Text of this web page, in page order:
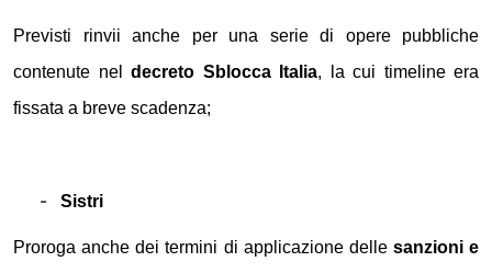
Previsti rinvii anche per una serie di opere pubbliche
contenute nel decreto Sblocca Italia, la cui timeline era
fissata a breve scadenza;
- Sistri
Proroga anche dei termini di applicazione delle sanzioni e